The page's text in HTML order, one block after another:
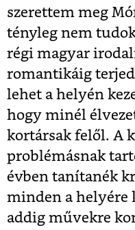
szerettem meg
tényleg nem
régi magyar
romantikáig
lehet a helyén
hogy minél
kortársak felől. A
problémásnak
évben tanítanék
minden a helyére
addig művekre